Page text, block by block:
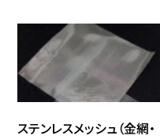
ステンレスメッシュ（金網・